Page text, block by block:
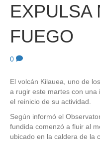
EXPULSA
FUEGO
0
El volcán Kilauea, uno de
a rugir este martes con una
el reinicio de su actividad.
Según informó el
fundida comenzó a fluir al
ubicado en la caldera de la